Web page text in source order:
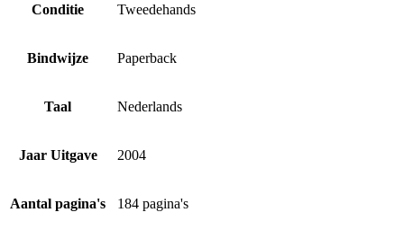
Conditie Tweedehands
Bindwijze Paperback
Taal Nederlands
Jaar Uitgave 2004
Aantal pagina's 184 pagina's